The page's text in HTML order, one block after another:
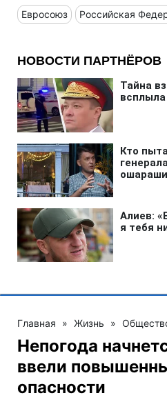
Евросоюз Российская
Главная » Жизнь »
Непогода
ввели
опасности